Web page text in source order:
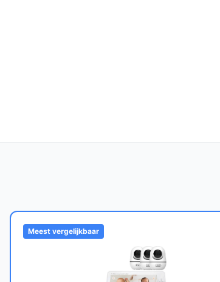
van minimaal 3 tot 5 jaar bij normaal
waardoor het ideaal is voor gezinnen
Meest vergelijkbaar